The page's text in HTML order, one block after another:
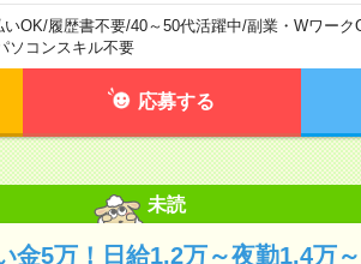
いOK/履歴書不要/40～50代活躍中/副業・Wワーク
ソコンスキル不要
応募する
未読
金5万！日給1.2万～夜勤1.4万